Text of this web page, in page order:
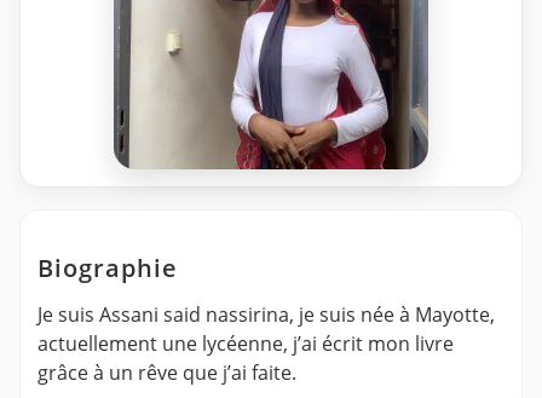
Biographie
Je suis Assani said nassirina, je suis née à Mayotte,
actuellement une lycéenne, j’ai écrit mon livre
grâce à un rêve que j’ai faite.